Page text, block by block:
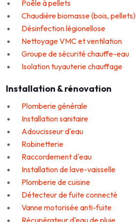
Poêle à pellets
Chaudière biomasse (bois, pellets)
Désinfection légionellose
Nettoyage VMC et ventilation
Groupe de sécurité chauffe-eau
Isolation tuyauterie chauffage
Installation & rénovation
Plomberie générale
Installation sanitaire
Adoucisseur d'eau
Robinetterie
Raccordement d'eau
Installation de lave-vaisselle
Plomberie de cuisine
Détecteur de fuite connecté
Vanne motorisée anti-fuite